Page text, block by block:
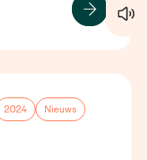
2024 Nieuws